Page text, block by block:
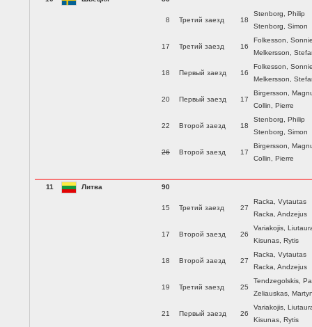
8 Третий заезд 18
Stenborg, Philip
Stenborg, Simon
17 Третий заезд 16
Folkesson,
Melkersson,
18 Первый заезд 16
Folkesson,
Melkersson,
20 Первый заезд 17
Birgersson,
Collin, Pierre
22 Второй заезд 18
Stenborg, Philip
Stenborg, Simon
26 Второй заезд 17
Birgersson,
Collin, Pierre
11 Литва 90
15 Третий заезд 27
Racka, Vytautas
Racka, Andzejus
17 Второй заезд 26
Variakojis,
Kisunas, Rytis
18 Второй заезд 27
Racka, Vytautas
Racka, Andzejus
19 Третий заезд 25
Tendzegolskis,
Zeliauskas,
21 Первый заезд 26
Variakojis,
Kisunas, Rytis